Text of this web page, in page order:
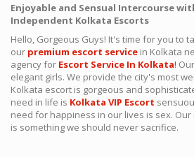
Enjoyable and Sensual Intercourse
Independent Kolkata Escorts
Hello, Gorgeous Guys! It's time for you to
our premium escort service in Kolkata
agency for Escort Service In Kolkata!
elegant girls. We provide the city's most
Kolkata escort is gorgeous and
need in life is Kolkata VIP Escort
need for happiness in our lives is sex.
is something we should never sacrifice.